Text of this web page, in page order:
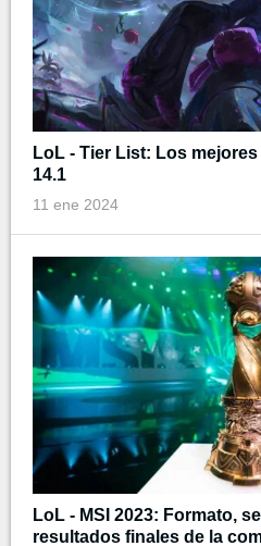
LoL - Tier List: Los
14.1
11 ene 2024
LoL - MSI 2023: Formato,
resultados finales de la